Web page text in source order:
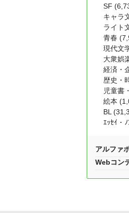
SF
キャラ
ライト
青春
現代文
大衆娯
経済・
歴史・
児童書
絵本
BL
ｴｯｾｲ・
アルファ
Webコン